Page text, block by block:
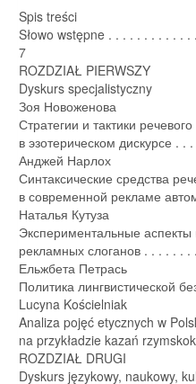
Spis treści
Słowo wstępne . . . . . . . . . . .
7
ROZDZIAŁ PIERWSZY
Dyskurs specjalistyczny
Зоя Новоженова
Стратегии и тактики
в эзотерическом дискурсе .
Анджей Нарлох
Синтаксические средства
в современной рекламе
Наталья Кутуза
Экспериментальные аспекты
рекламных слоганов . . . . . .
Ельжбета Петрась
Политика лингвистической
Lucyna Kościelniak
Analiza pojęć etycznych w
na przykładzie kazań
ROZDZIAŁ DRUGI
Dyskurs językowy, naukowy,